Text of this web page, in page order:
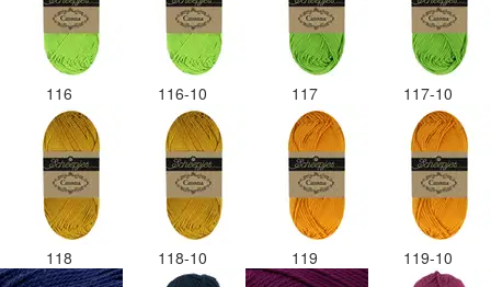
116 116-10 117 117-10
118 118-10 119 119-10